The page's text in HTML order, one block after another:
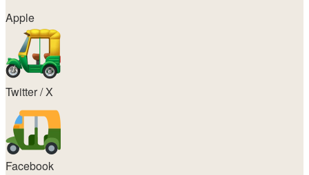
Apple
Twitter / X
Facebook